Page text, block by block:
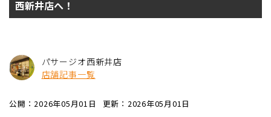
西新井店へ！
パサージオ西新井店
店舗記事一覧
公開：2026年05月01日 更新：2026年05月01日